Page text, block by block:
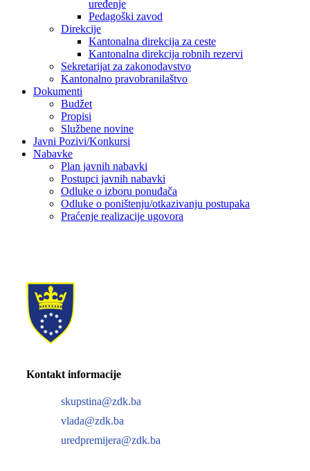
uređenje
Pedagoški zavod
Direkcije
Kantonalna direkcija za ceste
Kantonalna direkcija robnih rezervi
Sekretarijat za zakonodavstvo
Kantonalno pravobranilaštvo
Dokumenti
Budžet
Propisi
Službene novine
Javni Pozivi/Konkursi
Nabavke
Plan javnih nabavki
Postupci javnih nabavki
Odluke o izboru ponuđača
Odluke o poništenju/otkazivanju postupaka
Praćenje realizacije ugovora
Kontakt informacije
skupstina@zdk.ba
vlada@zdk.ba
uredpremijera@zdk.ba